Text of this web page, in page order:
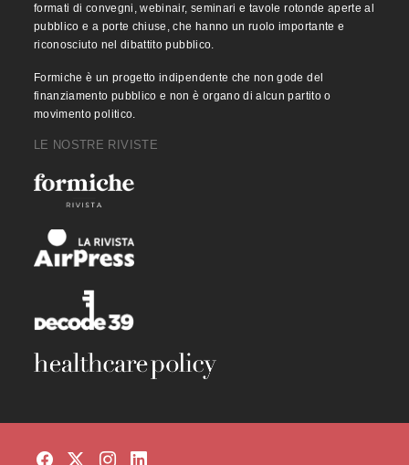
formati di convegni, webinair, seminari e tavole rotonde aperte al
pubblico e a porte chiuse, che hanno un ruolo importante e
riconosciuto nel dibattito pubblico.
Formiche è un progetto indipendente che non gode del
finanziamento pubblico e non è organo di alcun partito o
movimento politico.
LE NOSTRE RIVISTE